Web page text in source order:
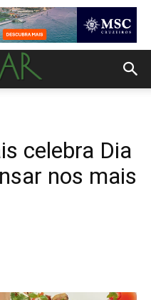
celebra Dia
nos mais